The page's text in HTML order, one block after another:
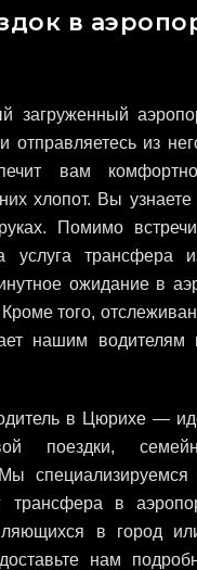
в
отправляетесь из
вам
хлопот. Вы узнаете
Помимо
трансфера
ожидание в
того,
нашим водителям
в Цюрихе —
поездки,
специализируемся
трансфера в
в город
нам